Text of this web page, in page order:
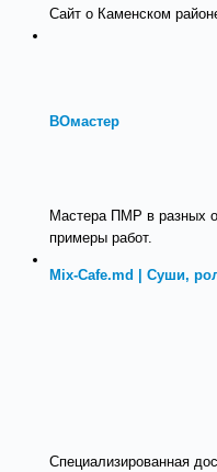
Сайт о Каменском
ВОмастер
Мастера ПМР в разных
примеры работ.
Mix-Cafe.md | Суши,
Специализированная